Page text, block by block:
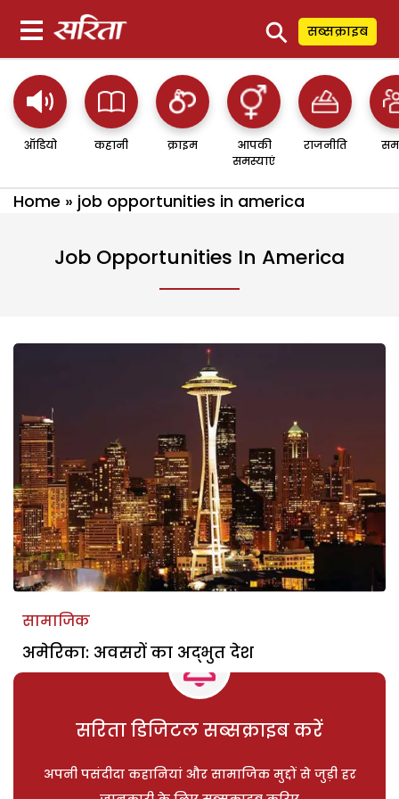
⚲ सब्सक्राइब
ऑडियो कहानी क्राइम
आपकी
समस्याएं
राजनीति
Home » job opportunities in america
Job Opportunities In America
सामाजिक
अमेरिका: अवसरों का अद्भुत देश
सरिता डिजिटल सब्सक्राइब करें
अपनी पसंदीदा कहानियां और सामाजिक मुद्दों से जुड़ी हर